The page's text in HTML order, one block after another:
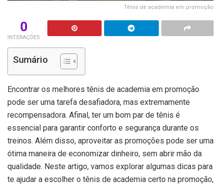
Tênis de academia em promoção
0
INTERAÇÕES
Sumário
Encontrar os melhores tênis de academia em promoção
pode ser uma tarefa desafiadora, mas extremamente
recompensadora. Afinal, ter um bom par de tênis é
essencial para garantir conforto e segurança durante os
treinos. Além disso, aproveitar as promoções pode ser uma
ótima maneira de economizar dinheiro, sem abrir mão da
qualidade. Neste artigo, vamos explorar algumas dicas para
te ajudar a escolher o tênis de academia certo na promoção,